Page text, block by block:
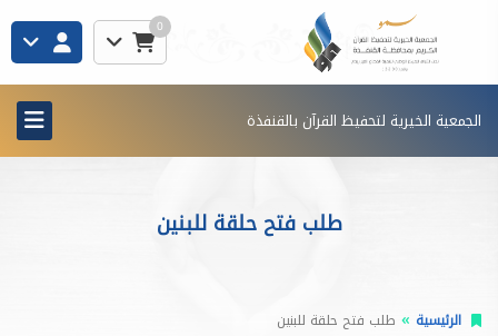
0
الجمعية الخيرية لتحفيظ القرآن بالقنفذة
طلب فتح حلقة للبنين
الرئيسية طلب فتح حلقة للبنين